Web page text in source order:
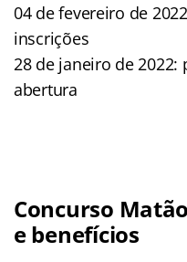
04 de fevereiro de
inscrições
28 de janeiro de
abertura
Concurso
e benefícios